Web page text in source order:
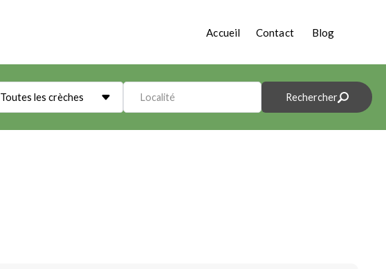
Accueil Contact Blog
Toutes les crèches Localité Rechercher